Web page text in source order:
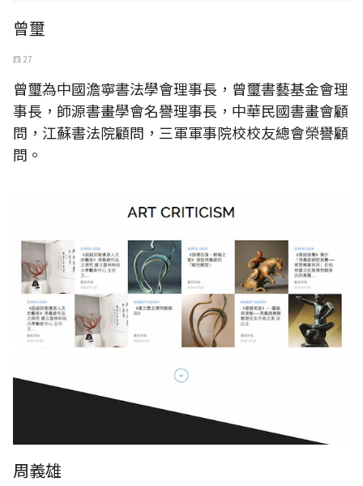
曾璽
四 27
曾璽為中國澹寧書法學會理事長，曾璽書藝基金會理
事長，師源書畫學會名譽理事長，中華民國書畫會顧
問，江蘇書法院顧問，三軍軍事院校校友總會榮譽顧
問。
周義雄